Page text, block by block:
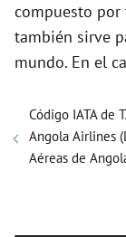
compuesto por
también sirve
mundo. En el
Código IATA de
Angola Airlines
Aéreas de